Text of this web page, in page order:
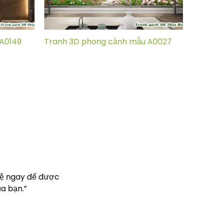
Tranh 3D phong cảnh mẫu A0027
ngay để được
bạn.”